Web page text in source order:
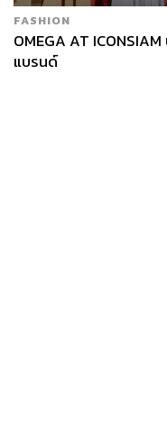
FASHION
OMEGA AT
แบรนด์